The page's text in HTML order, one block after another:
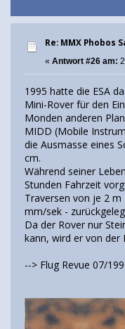
Re: MMX Phobos
« Antwort #26 am:
1995 hatte die ESA
Mini-Rover für den
Monden anderen
MIDD (Mobile
die Ausmasse eines
cm.
Während seiner
Stunden Fahrzeit
Traversen von je 2 m
mm/sek -
Da der Rover nur
kann, wird er von der
--> Flug Revue 07/